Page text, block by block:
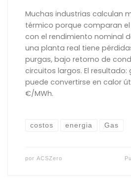
Muchas industrias calculan
térmico porque comparan
con el rendimiento nominal
una planta real tiene
purgas, bajo retorno de
circuitos largos. El
puede convertirse en calor
€/MWh.
costos energia Gas
por ACSZero